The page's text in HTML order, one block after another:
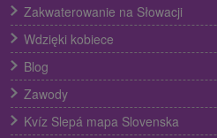
Zakwaterowanie na Słowacji
Wdzięki kobiece
Blog
Zawody
Kvíz Slepá mapa Slovenska